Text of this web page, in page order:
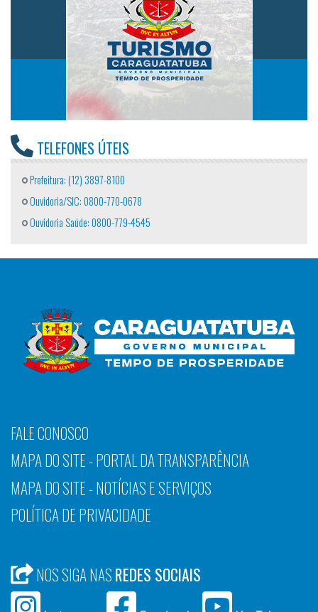
TELEFONES ÚTEIS
Prefeitura: (12) 3897-8100
Ouvidoria/SIC: 0800-770-0678
Ouvidoria Saúde: 0800-779-4545
FALE CONOSCO
MAPA DO SITE - PORTAL DA TRANSPARÊNCIA
MAPA DO SITE - NOTÍCIAS E SERVIÇOS
POLÍTICA DE PRIVACIDADE
NOS SIGA NASREDES SOCIAIS